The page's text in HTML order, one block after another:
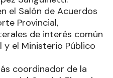
el Salón de Acuerdos
Provincial,
de interés común
el Ministerio Público
coordinador de la